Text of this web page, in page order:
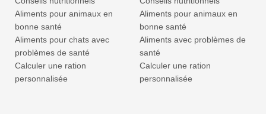
Aliments pour animaux en
bonne santé
Aliments pour chats avec
problèmes de santé
Calculer une ration
personnalisée
Aliments pour animaux en
bonne santé
Aliments avec problèmes de
santé
Calculer une ration
personnalisée